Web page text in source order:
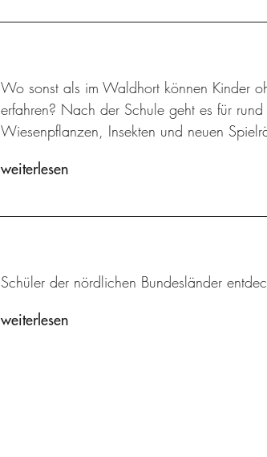
Wo sonst als im Waldhort können Kinder
erfahren? Nach der Schule geht es für
Wiesenpflanzen, Insekten und neuen
weiterlesen
Schüler der nördlichen Bundesländer
weiterlesen